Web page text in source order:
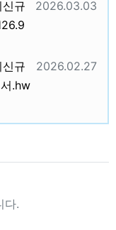
규
크기
등록일
2026.03.03
규
.hw
등록일
2026.02.27
다.